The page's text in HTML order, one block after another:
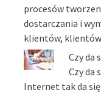
procesów
dostarczania i
klientów,
Czy da
Czy da
Internet tak da